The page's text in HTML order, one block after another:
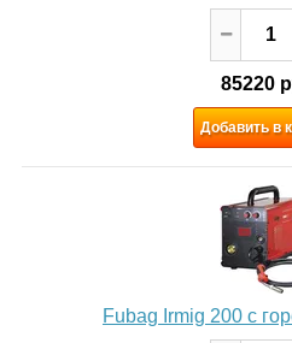
85220
Добавить в
Fubag Irmig 200 с